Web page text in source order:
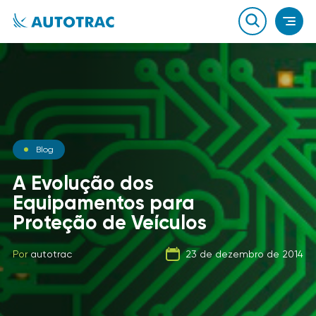
Notícias
O que você sabe sobre o
combustível que a sua
frota usa?
Porautotrac 21 de setembro de 2019
Blog
A Evolução dos
Equipamentos para
Proteção de Veículos
Porautotrac 23 de dezembro de 2014
Carga Fracionada
Porautotrac 06 de fevereiro de 2020